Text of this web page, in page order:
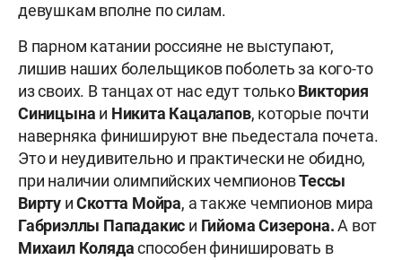
девушкам вполне по силам.
В парном катании россияне не выступают,
лишив наших болельщиков поболеть за кого-то
из своих. В танцах от нас едут толькоВиктория
Синицына и Никита Кацалапов, которые почти
наверняка финишируют вне пьедестала почета.
Это и неудивительно и практически не обидно,
при наличии олимпийских чемпионовТессы
Вирту иСкотта Мойра, а также чемпионов мира
Габриэллы Пападакис и Гийома Сизерона.А вот
Михаил Колядаспособен финишировать в